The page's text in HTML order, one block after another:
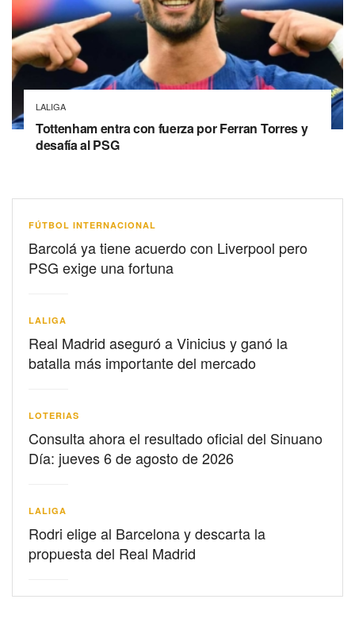
LALIGA
Tottenham entra con fuerza por Ferran Torres y
desafía al PSG
FÚTBOL INTERNACIONAL
Barcolá ya tiene acuerdo con Liverpool pero
PSG exige una fortuna
LALIGA
Real Madrid aseguró a Vinicius y ganó la
batalla más importante del mercado
LOTERIAS
Consulta ahora el resultado oficial del Sinuano
Día: jueves 6 de agosto de 2026
LALIGA
Rodri elige al Barcelona y descarta la
propuesta del Real Madrid